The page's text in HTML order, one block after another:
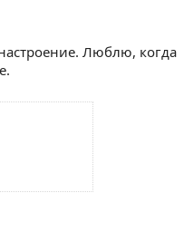
Люблю, когда